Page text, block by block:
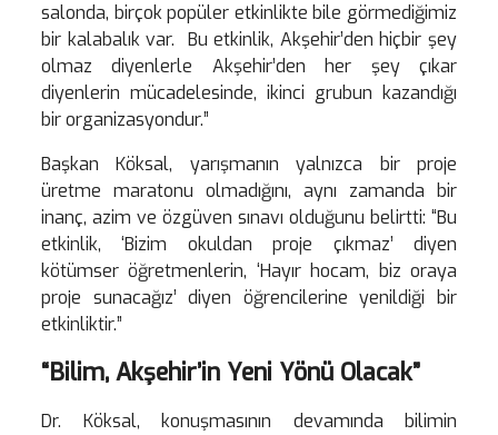
salonda, birçok popüler etkinlikte bile görmediğimiz
bir kalabalık var. Bu etkinlik, Akşehir’den hiçbir şey
olmaz diyenlerle Akşehir’den her şey çıkar
diyenlerin mücadelesinde, ikinci grubun kazandığı
bir organizasyondur.”
Başkan Köksal, yarışmanın yalnızca bir proje
üretme maratonu olmadığını, aynı zamanda bir
inanç, azim ve özgüven sınavı olduğunu belirtti: “Bu
etkinlik, ‘Bizim okuldan proje çıkmaz’ diyen
kötümser öğretmenlerin, ‘Hayır hocam, biz oraya
proje sunacağız’ diyen öğrencilerine yenildiği bir
etkinliktir.”
“Bilim, Akşehir’in Yeni Yönü Olacak”
Dr. Köksal, konuşmasının devamında bilimin